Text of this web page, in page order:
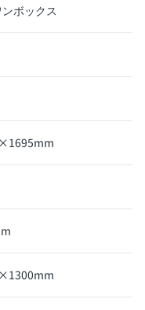
ボックス